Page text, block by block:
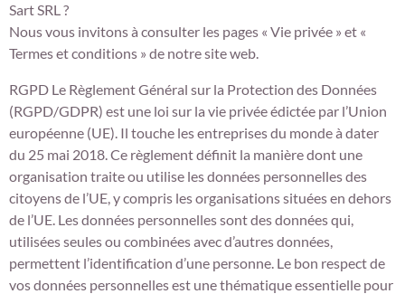
Sart SRL ?
Nous vous invitons à consulter les pages « Vie privée » et «
Termes et conditions » de notre site web.
RGPD Le Règlement Général sur la Protection des Données
(RGPD/GDPR) est une loi sur la vie privée édictée par l’Union
européenne (UE). Il touche les entreprises du monde à dater
du 25 mai 2018. Ce règlement définit la manière dont une
organisation traite ou utilise les données personnelles des
citoyens de l’UE, y compris les organisations situées en dehors
de l’UE. Les données personnelles sont des données qui,
utilisées seules ou combinées avec d’autres données,
permettent l’identification d’une personne. Le bon respect de
vos données personnelles est une thématique essentielle pour